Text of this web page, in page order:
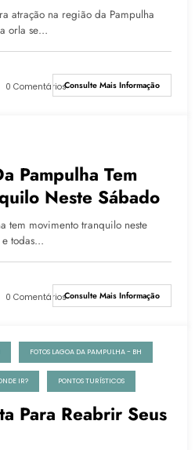
atração na região da Pampulha
orla se…
0 ComentáriosConsulte Mais Informação
Pampulha Tem
Neste Sábado
tem movimento tranquilo neste
e todas…
0 ComentáriosConsulte Mais Informação
FOTOS LAGOA DA PAMPULHA - BH
IR? PONTOS TURÍSTICOS
Para Reabrir Seus